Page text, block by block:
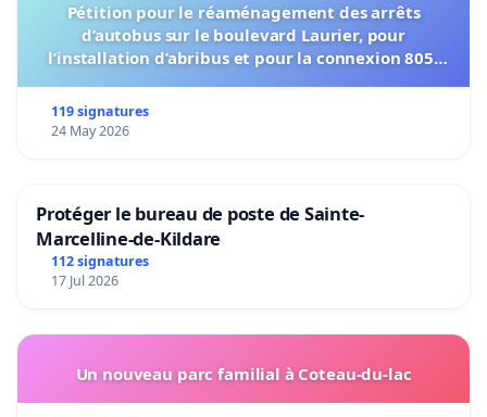
Pétition pour le réaménagement des arrêts
d’autobus sur le boulevard Laurier, pour
l’installation d’abribus et pour la connexion 805-
119 signatures
24 May 2026
Protéger le bureau de poste de Sainte-
Marcelline-de-Kildare
112 signatures
17 Jul 2026
Un nouveau parc familial à Coteau-du-lac